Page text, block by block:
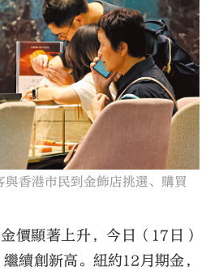
文匯
香港市民到金飾店挑選、購買
價顯著上升，今日（17日）
續創新高。紐約12月期金，